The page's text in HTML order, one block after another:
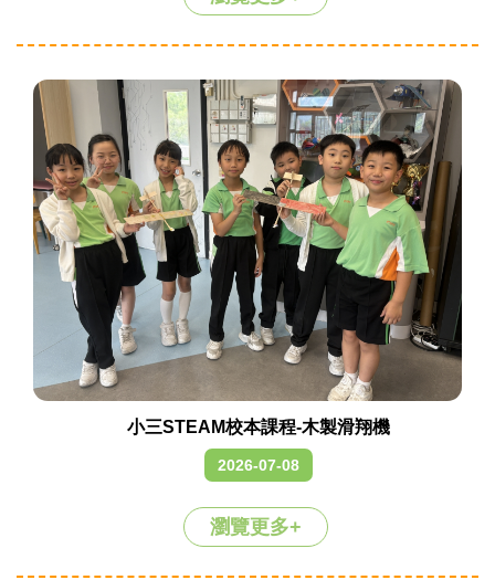
小三STEAM校本課程-木製滑翔機
2026-07-08
瀏覽更多+